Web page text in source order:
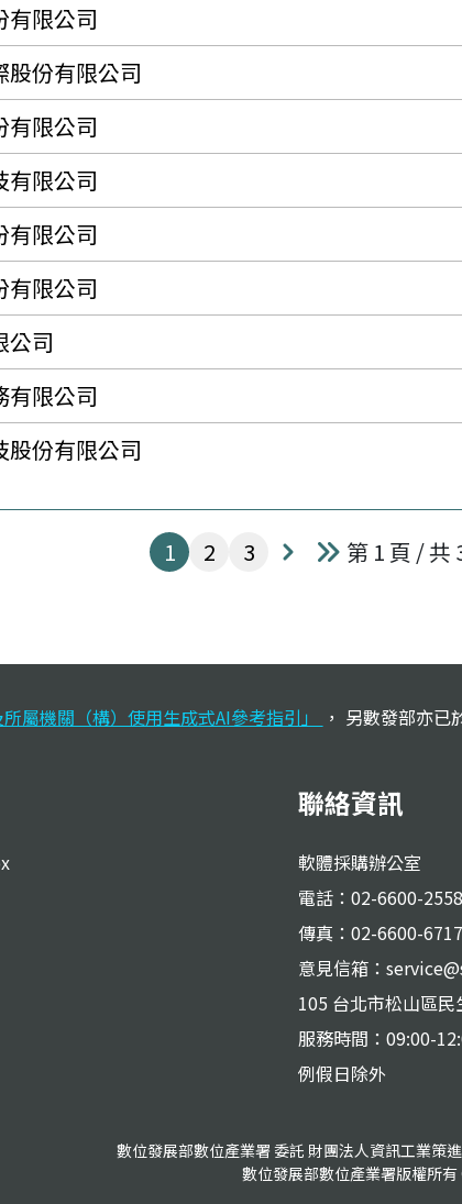
有限公司
股份有限公司
有限公司
有限公司
有限公司
有限公司
公司
有限公司
股份有限公司
第
1頁 第
2頁 第
3頁
下一頁最後一頁
第 1 頁 / 共
所屬機關（構）使用生成式AI參考指引」 ， 另數發部亦已
聯絡資訊
軟體採購辦公室
電話：02-6600-2558
傳真：02-6600-6717
意見信箱：
105 台北市松山區
服務時間：09:00-
例假日除外
數位發展部數位產業署 委託 財團法人資訊工業策
數位發展部數位產業署版權所